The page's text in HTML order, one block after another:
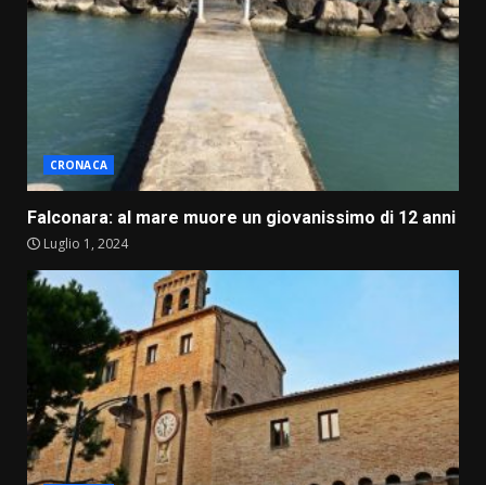
CRONACA
Falconara: al mare muore un giovanissimo di 12 anni
Luglio 1, 2024